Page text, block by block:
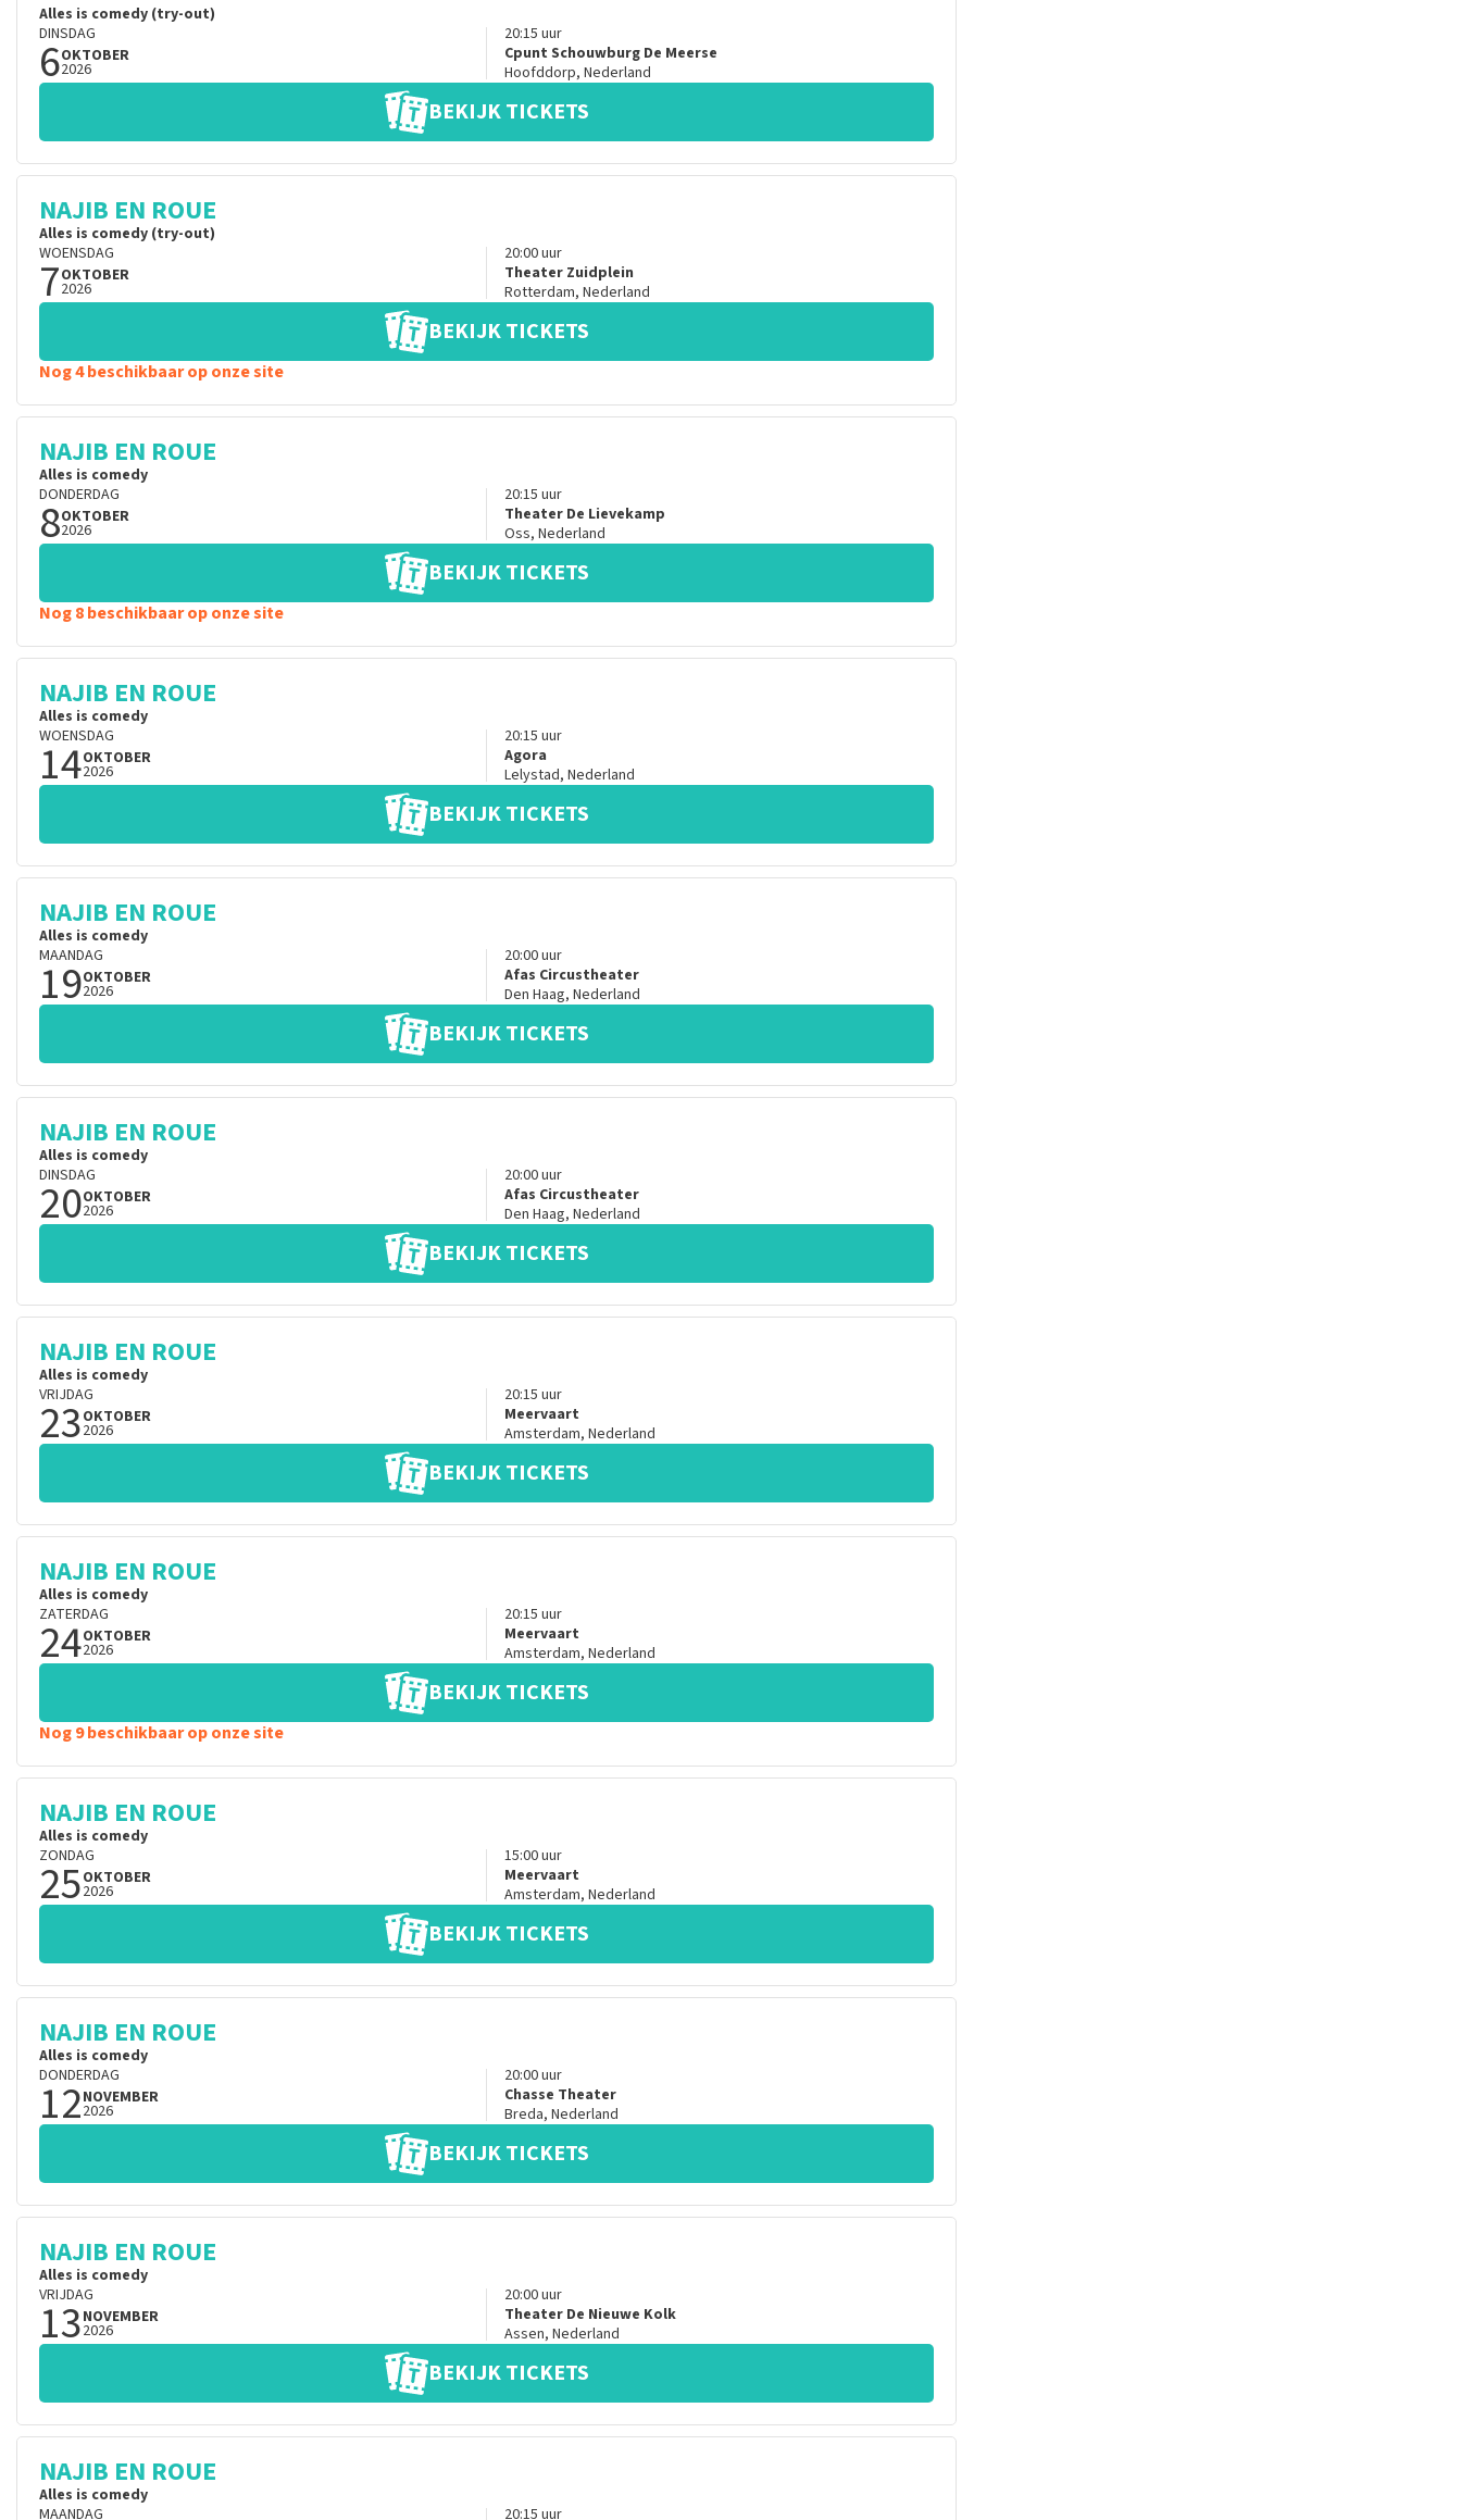
Alles is comedy (try-out)
DINSDAG
6OKTOBER
2026
20:15 uur
Cpunt Schouwburg De Meerse
Hoofddorp, Nederland
BEKIJK TICKETS
NAJIB EN ROUE
Alles is comedy (try-out)
WOENSDAG
7OKTOBER
2026
20:00uur
Theater Zuidplein
Rotterdam, Nederland
BEKIJK TICKETS
Nog 4 beschikbaar op onze site
NAJIB EN ROUE
Alles is comedy
DONDERDAG
8OKTOBER
2026
20:15 uur
Theater De Lievekamp
Oss, Nederland
BEKIJK TICKETS
Nog 8 beschikbaar op onze site
NAJIB EN ROUE
Alles is comedy
WOENSDAG
14OKTOBER
2026
20:15 uur
Agora
Lelystad, Nederland
BEKIJK TICKETS
NAJIB EN ROUE
Alles is comedy
MAANDAG
19OKTOBER
2026
20:00uur
Afas Circustheater
Den Haag, Nederland
BEKIJK TICKETS
NAJIB EN ROUE
Alles is comedy
DINSDAG
20OKTOBER
2026
20:00uur
Afas Circustheater
Den Haag, Nederland
BEKIJK TICKETS
NAJIB EN ROUE
Alles is comedy
VRIJDAG
23OKTOBER
2026
20:15 uur
Meervaart
Amsterdam, Nederland
BEKIJK TICKETS
NAJIB EN ROUE
Alles is comedy
ZATERDAG
24OKTOBER
2026
20:15 uur
Meervaart
Amsterdam, Nederland
BEKIJK TICKETS
Nog 9 beschikbaar op onze site
NAJIB EN ROUE
Alles is comedy
ZONDAG
25OKTOBER
2026
15:00uur
Meervaart
Amsterdam, Nederland
BEKIJK TICKETS
NAJIB EN ROUE
Alles is comedy
DONDERDAG
12NOVEMBER
2026
20:00uur
Chasse Theater
Breda, Nederland
BEKIJK TICKETS
NAJIB EN ROUE
Alles is comedy
VRIJDAG
13NOVEMBER
2026
20:00uur
Theater De Nieuwe Kolk
Assen, Nederland
BEKIJK TICKETS
NAJIB EN ROUE
Alles is comedy
MAANDAG
20:15 uur